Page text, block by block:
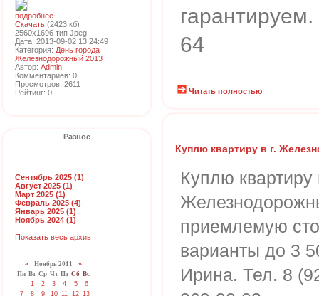
подробнее...
Скачать (2423 кб)
2560x1696 тип Jpeg
Дата: 2013-09-02 13:24:49
Категория: День города
Железнодорожный 2013
Автор: Admin
Комментариев: 0
Просмотров: 2611
Рейтинг: 0
Разное
Сентябрь 2025 (1)
Август 2025 (1)
Март 2025 (1)
Февраль 2025 (4)
Январь 2025 (1)
Ноябрь 2024 (1)
Показать весь архив
« Ноябрь 2011 »
Пн Вт Ср Чт Пт Сб Вс
1
2 3 4 5
6
7
8 9 10 11 12 13
64
Читать полностью
Куплю квартиру в г.
Куплю квартиру
приемлемую
варианты до 3
Ирина. Тел. 8